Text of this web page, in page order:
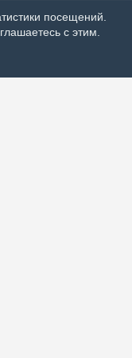
посещений.
с этим.